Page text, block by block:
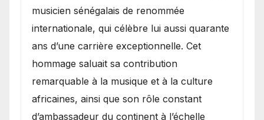
musicien sénégalais de renommée
internationale, qui célèbre lui aussi quarante
ans d’une carrière exceptionnelle. Cet
hommage saluait sa contribution
remarquable à la musique et à la culture
africaines, ainsi que son rôle constant
d’ambassadeur du continent à l’échelle